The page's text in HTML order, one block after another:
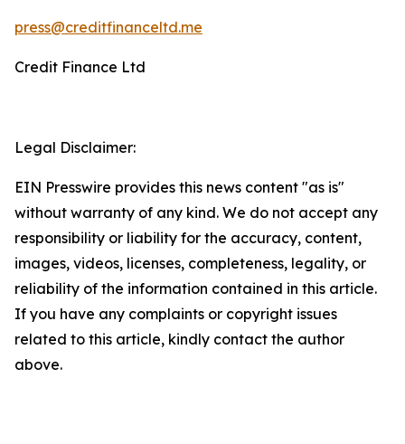
press@creditfinanceltd.me
Credit Finance Ltd
Legal Disclaimer:
EIN Presswire provides this news content "as is"
without warranty of any kind. We do not accept any
responsibility or liability for the accuracy, content,
images, videos, licenses, completeness, legality, or
reliability of the information contained in this article.
If you have any complaints or copyright issues
related to this article, kindly contact the author
above.